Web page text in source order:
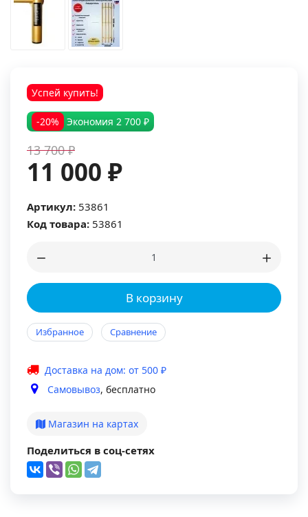
Успей купить!
-20% Экономия 2 700 ₽
13 700 ₽
11 000 ₽
Артикул: 53861
Код товара: 53861
В корзину
Избранное Сравнение
Доставка на дом: от 500 ₽
Самовывоз, бесплатно
Магазин на картах
Поделиться в соц-сетях